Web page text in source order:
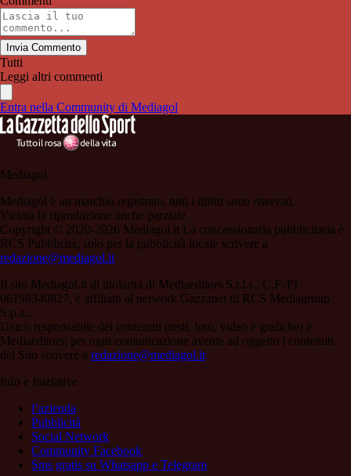
Invia Commento
Tutti
Leggi altri commenti
Entra nella Community di Mediagol
Mediagol
Mediagol è un marchio registrato, tutti i diritti sono riservati.
Vietata la riproduzione anche parziale.
Copyright © 2020-2026 Mediagol.it La concessionaria pubblicitaria è
RCS Pubblicità; solo per la pubblicità locale scrivere a
redazione@mediagol.it
Il sito Mediagol.it di titolarità di Mediaeditors S.r.l.s., C.F./PI
06198340827, è affiliato al network Gazzanet di RCS Mediagroup
S.p.a..
Unico responsabile dei contenuti (testi, foto, video e grafiche) è
Mediaeditors; per ogni comunicazione avente ad oggetto i contenuti
del Sito scrivere a redazione@mediagol.it
Info e Iniziative
l’azienda
Pubblicità
Social Network
Community Facebook
Sms gratis su Whatsapp e Telegram